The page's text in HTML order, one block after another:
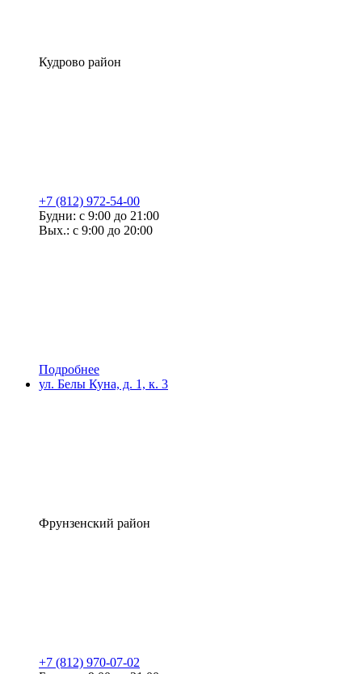
Кудрово район
+7 (812) 972-54-00
Будни: с 9:00 до 21:00
Вых.: с 9:00 до 20:00
Подробнее
ул. Белы Куна, д. 1, к. 3
Фрунзенский район
+7 (812) 970-07-02